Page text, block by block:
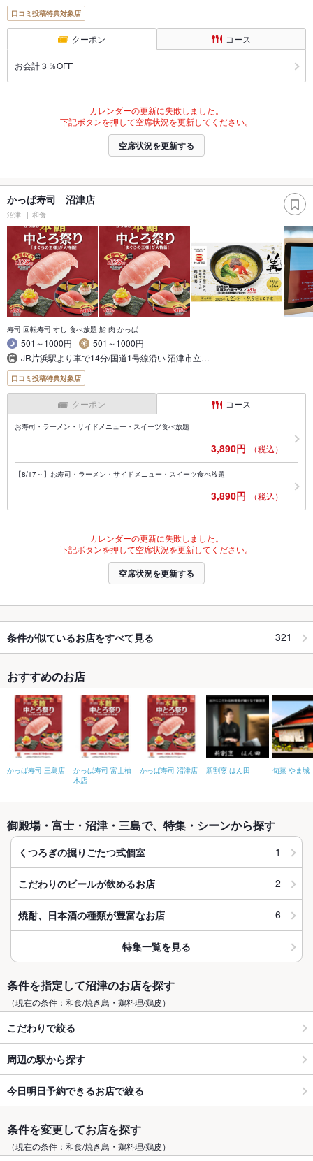
口コミ投稿特典対象店
クーポン コース
お会計３％OFF
カレンダーの更新に失敗しました。
下記ボタンを押して空席状況を更新してください。
空席状況を更新する
かっぱ寿司 沼津店
沼津 和食
寿司 回転寿司 すし 食べ放題 鮨 肉 かっぱ
501～1000円
501～1000円
JR片浜駅より車で14分/国道1号線沿い 沼津市立…
口コミ投稿特典対象店
クーポン コース
お寿司・ラーメン・サイドメニュー・スイーツ食べ放題
3,890円 （税込）
【8/17～】お寿司・ラーメン・サイドメニュー・スイーツ食べ放題
3,890円 （税込）
カレンダーの更新に失敗しました。
下記ボタンを押して空席状況を更新してください。
空席状況を更新する
条件が似ているお店をすべて見る 321
おすすめのお店
かっぱ寿司 三島店
かっぱ寿司 富士柚
木店
かっぱ寿司 沼津店 新割烹 はん田 旬菜 やま城
御殿場・富士・沼津・三島で、特集・シーンから探す
くつろぎの掘りごたつ式個室 1
こだわりのビールが飲めるお店 2
焼酎、日本酒の種類が豊富なお店 6
特集一覧を見る
条件を指定して沼津のお店を探す
（現在の条件：和食/焼き鳥・鶏料理/鶏皮）
こだわりで絞る
周辺の駅から探す
今日明日予約できるお店で絞る
条件を変更してお店を探す
（現在の条件：和食/焼き鳥・鶏料理/鶏皮）